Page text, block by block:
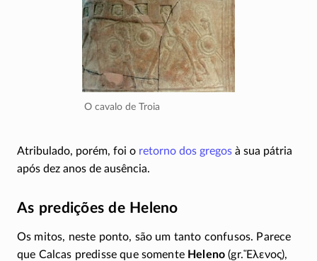
O cavalo de Troia
Atribulado, porém, foi o retorno dos gregos à sua pátria
após dez anos de ausência.
As predições de Heleno
Os mitos, neste ponto, são um tanto confusos. Parece
que Calcas predisse que somente Heleno (gr.Ἕλενος),